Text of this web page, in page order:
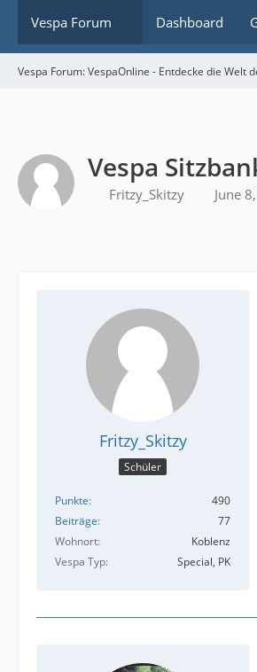
Vespa Forum Dashboard
Vespa Forum: VespaOnline - Entdecke die Welt
Vespa
Fritzy_Skitzy June
Fritzy_Skitzy
Schüler
Punkte
490
Beiträge
77
Wohnort
Koblenz
Vespa Typ
Special, PK